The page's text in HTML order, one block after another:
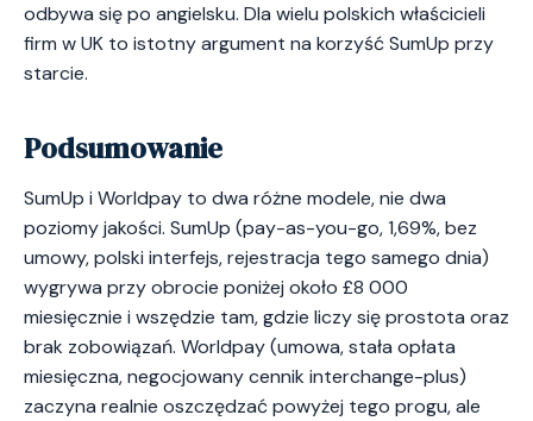
odbywa się po angielsku. Dla wielu polskich właścicieli
firm w UK to istotny argument na korzyść SumUp przy
starcie.
Podsumowanie
SumUp i Worldpay to dwa różne modele, nie dwa
poziomy jakości. SumUp (pay-as-you-go, 1,69%, bez
umowy, polski interfejs, rejestracja tego samego dnia)
wygrywa przy obrocie poniżej około £8 000
miesięcznie i wszędzie tam, gdzie liczy się prostota oraz
brak zobowiązań. Worldpay (umowa, stała opłata
miesięczna, negocjowany cennik interchange-plus)
zaczyna realnie oszczędzać powyżej tego progu, ale